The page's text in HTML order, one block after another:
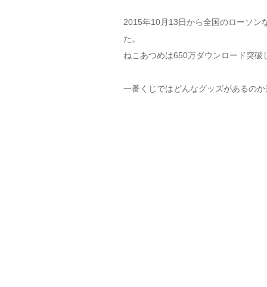
2015年10月13日から全国のローソン
た。
ねこあつめは650万ダウンロード突
一番くじではどんなグッズがあるの